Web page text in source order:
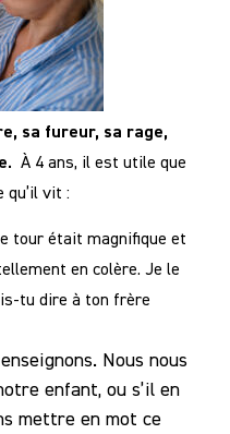
sa fureur, sa rage,
À 4 ans, il est utile que
vit :
tour était magnifique et
en colère. Je le
tu dire à ton frère
Nous nous
enfant, ou s’il en
mettre en mot ce